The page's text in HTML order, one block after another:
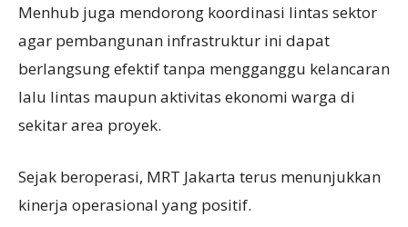
Menhub juga mendorong koordinasi lintas sektor
agar pembangunan infrastruktur ini dapat
berlangsung efektif tanpa mengganggu kelancaran
lalu lintas maupun aktivitas ekonomi warga di
sekitar area proyek.
Sejak beroperasi, MRT Jakarta terus menunjukkan
kinerja operasional yang positif.